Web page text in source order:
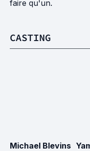
faire qu'un.
CASTING
Michael Blevins